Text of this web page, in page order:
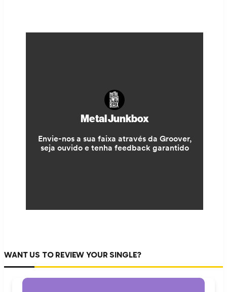
WANT US TO REVIEW YOUR SINGLE?